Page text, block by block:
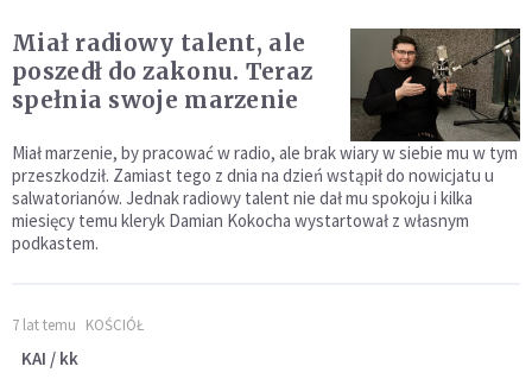
Miał radiowy talent, ale
poszedł do zakonu. Teraz
spełnia swoje marzenie
Miał marzenie, by pracować w radio, ale brak wiary w siebie mu w tym
przeszkodził. Zamiast tego z dnia na dzień wstąpił do nowicjatu u
salwatorianów. Jednak radiowy talent nie dał mu spokoju i kilka
miesięcy temu kleryk Damian Kokocha wystartował z własnym
podkastem.
7 lat temu KOŚCIÓŁ
KAI / kk